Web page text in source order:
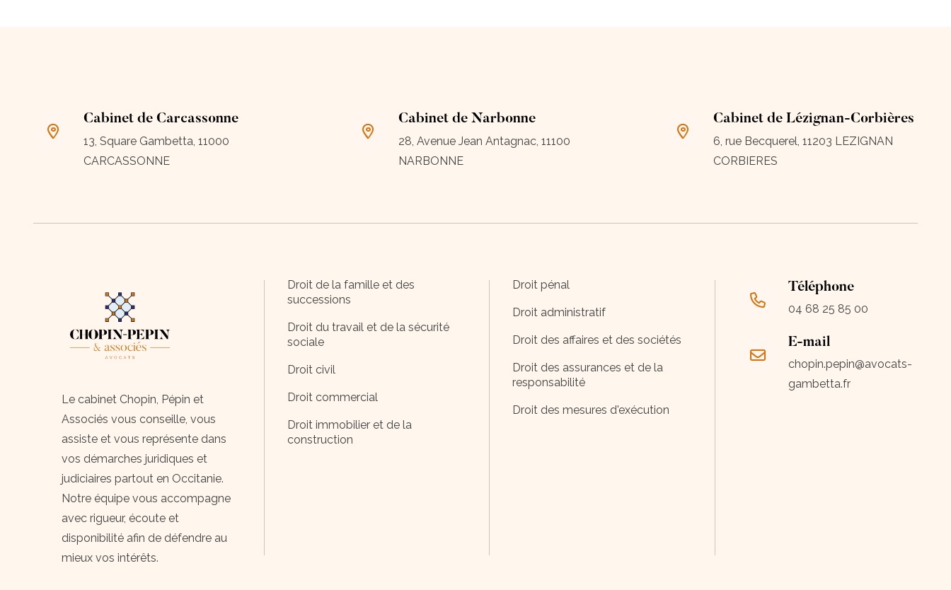
Cabinet de Carcassonne
13, Square Gambetta, 11000
CARCASSONNE
Cabinet de Narbonne
28, Avenue Jean Antagnac, 11100
NARBONNE
Cabinet de Lézignan-Corbières
6, rue Becquerel, 11203 LEZIGNAN
CORBIERES
Le cabinet Chopin, Pépin et
Associés vous conseille, vous
assiste et vous représente dans
vos démarches juridiques et
judiciaires partout en Occitanie.
Notre équipe vous accompagne
avec rigueur, écoute et
disponibilité afin de défendre au
mieux vos intérêts.
Droit de la famille et des
successions
Droit du travail et de la sécurité
sociale
Droit civil
Droit commercial
Droit immobilier et de la
construction
Droit pénal
Droit administratif
Droit des affaires et des sociétés
Droit des assurances et de la
responsabilité
Droit des mesures d'exécution
Téléphone
04 68 25 85 00
E-mail
chopin.pepin@avocats-
gambetta.fr